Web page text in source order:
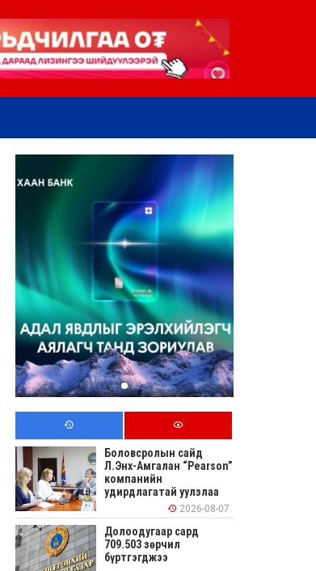
Боловсролын сайд
Л.Энх-Амгалан “Pearson”
компанийн
удирдлагатай уулзлаа
2026-08-07
Долоодугаар сард
709.503 зөрчил
бүртгэгджээ